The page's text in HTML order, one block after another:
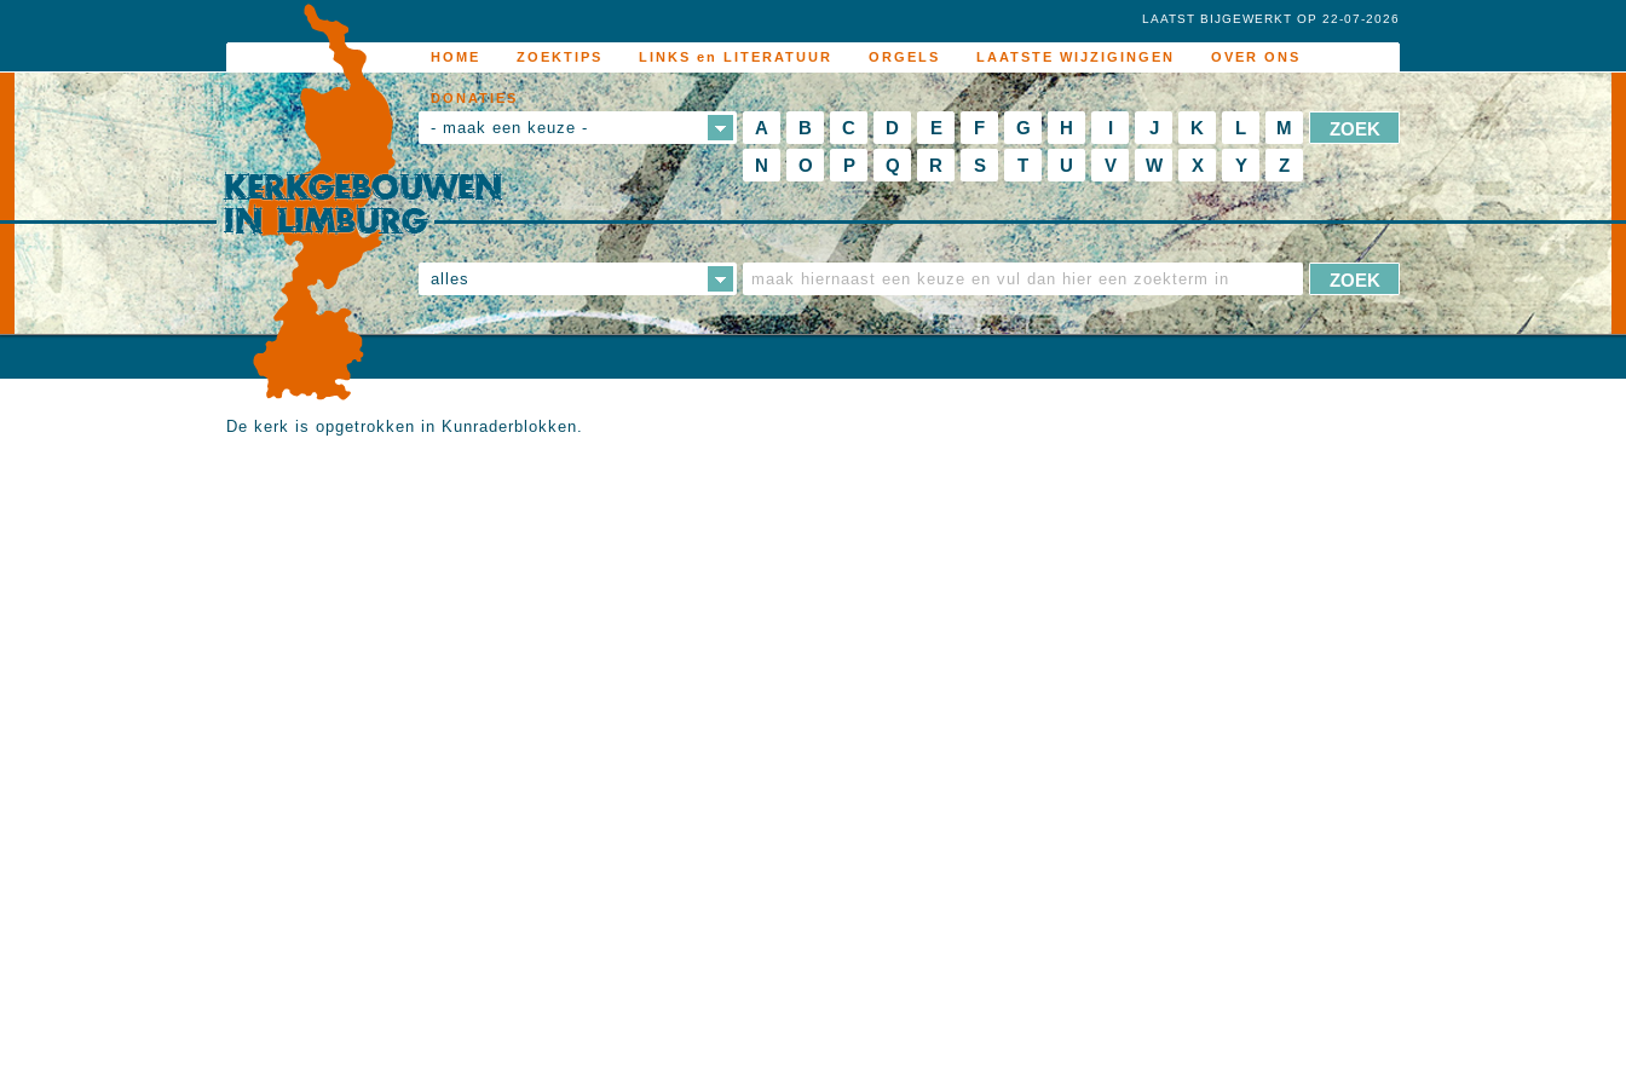
HOME ZOEKTIPS LINKS en LITERATUUR ORGELS LAATSTE WIJZIGINGEN OVER ONS
DONATIES
LAATST BIJGEWERKT OP 22-07-2026
- maak een keuze - A B C D E F G H I J K L
M
N
O P Q R S T U V W X Y Z
alles
De kerk is opgetrokken in Kunraderblokken.